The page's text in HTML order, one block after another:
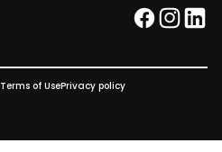
facebook
Terms of UsePrivacy policy